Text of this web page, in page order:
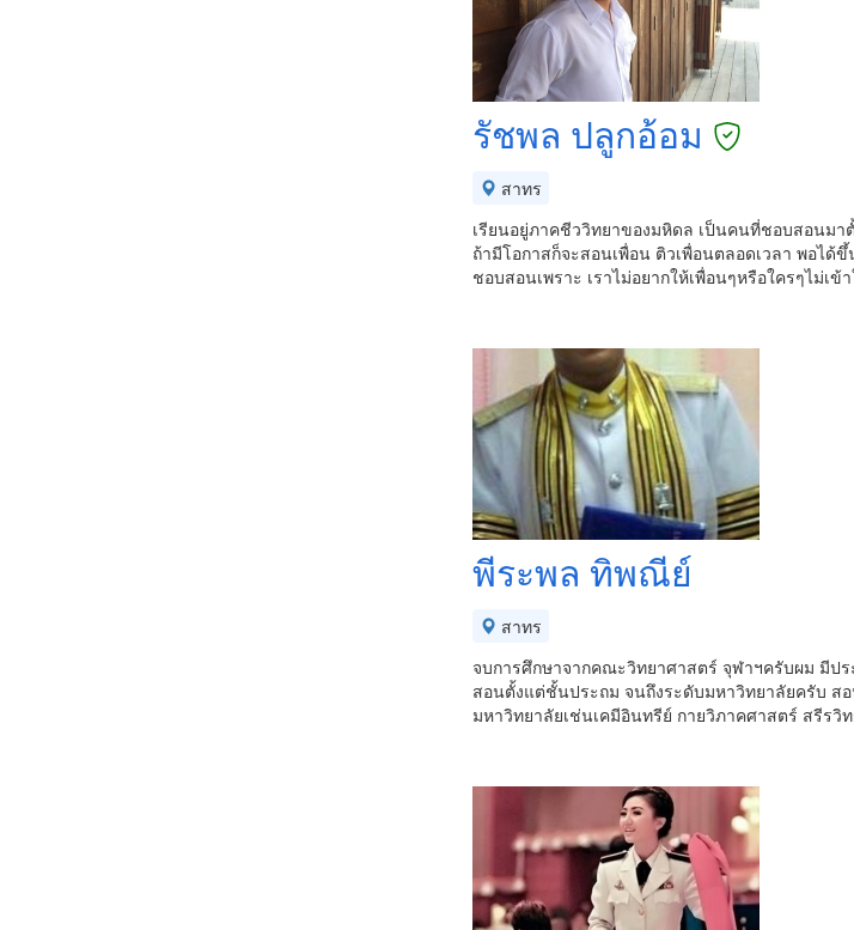
รัชพล ปลูกอ้อม
สาทร
เรียนอยู่ภาคชีววิทยาของมหิดล เป็นคนที่ชอบสอนมา
ถ้ามีโอกาสก็จะสอนเพื่อน ติวเพื่อนตลอดเวลา พอได้
ชอบสอนเพราะ เราไม่อยากให้เพื่อนๆหรือใครๆไม่เ
พีระพล ทิพณีย์
สาทร
จบการศึกษาจากคณะวิทยาศาสตร์ จุฬาฯครับผม มีป
สอนตั้งแต่ชั้นประถม จนถึงระดับมหาวิทยาลัยครับ ส
มหาวิทยาลัยเช่นเคมีอินทรีย์ กายวิภาคศาสตร์ สรีร